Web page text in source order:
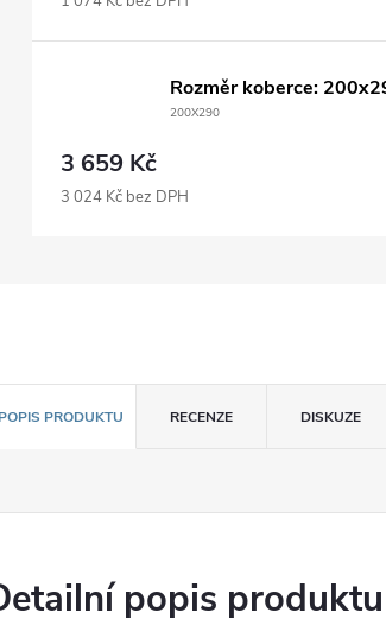
Rozměr koberce:
200X290
3 659 Kč
3 024 Kč bez DPH
POPIS PRODUKTU RECENZE DISKUZE
popis produktu